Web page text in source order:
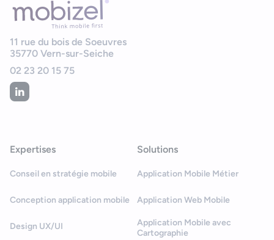
11 rue du bois de Soeuvres
35770 Vern-sur-Seiche
02 23 20 15 75
Expertises
Conseil en stratégie mobile
Conception application mobile
Design UX/UI
Solutions
Application Mobile Métier
Application Web Mobile
Application Mobile avec
Cartographie